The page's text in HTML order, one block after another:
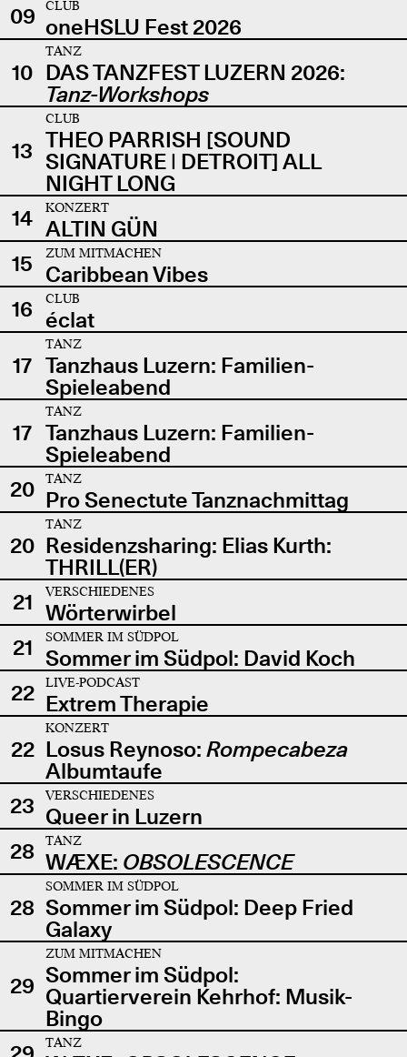
09
CLUB
oneHSLU Fest 2026
10
TANZ
DAS TANZFEST LUZERN 2026:
Tanz-Workshops
13
CLUB
THEO PARRISH [SOUND
SIGNATURE | DETROIT] ALL
NIGHT LONG
14
KONZERT
ALTIN GÜN
15
ZUM MITMACHEN
Caribbean Vibes
16
CLUB
éclat
17
TANZ
Tanzhaus Luzern: Familien-
Spieleabend
17
TANZ
Tanzhaus Luzern: Familien-
Spieleabend
20
TANZ
Pro Senectute Tanznachmittag
20
TANZ
Residenzsharing: Elias Kurth:
THRILL(ER)
21
VERSCHIEDENES
Wörterwirbel
21
SOMMER IM SÜDPOL
Sommer im Südpol: David Koch
22
LIVE-PODCAST
Extrem Therapie
22
KONZERT
Losus Reynoso: Rompecabeza
Albumtaufe
23
VERSCHIEDENES
Queer in Luzern
28
TANZ
WÆXE: OBSOLESCENCE
28
SOMMER IM SÜDPOL
Sommer im Südpol: Deep Fried
Galaxy
29
ZUM MITMACHEN
Sommer im Südpol:
Quartierverein Kehrhof: Musik-
Bingo
TANZ